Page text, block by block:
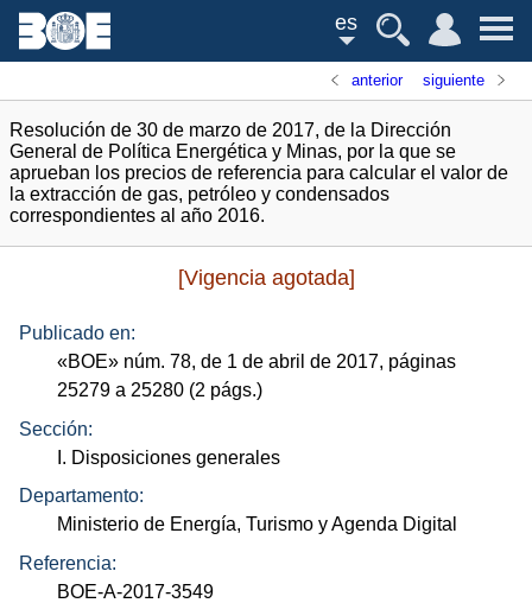
es
anterior siguiente
Resolución de 30 de marzo de 2017, de la Dirección
General de Política Energética y Minas, por la que se
aprueban los precios de referencia para calcular el valor de
la extracción de gas, petróleo y condensados
correspondientes al año 2016.
[Vigencia agotada]
Publicado en:
«BOE» núm. 78, de 1 de abril de 2017, páginas
25279 a 25280 (2 págs.)
Sección:
I. Disposiciones generales
Departamento:
Ministerio de Energía, Turismo y Agenda Digital
Referencia:
BOE-A-2017-3549